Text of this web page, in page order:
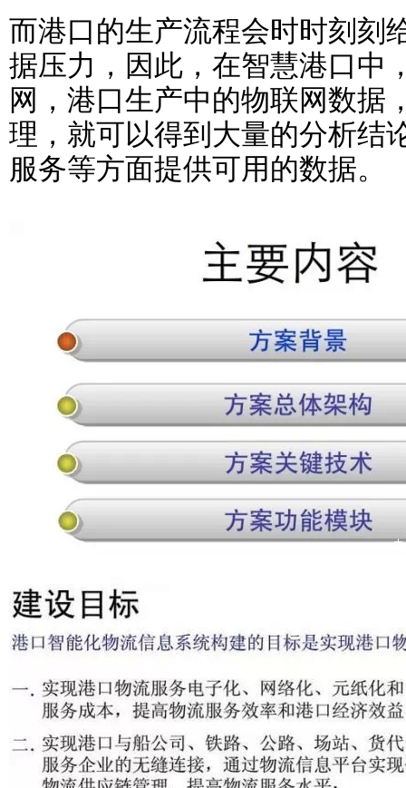
而港口的生产流程会时时刻刻
据压力，因此，在智慧港口中
网，港口生产中的物联网数据
理，就可以得到大量的分析结
服务等方面提供可用的数据。